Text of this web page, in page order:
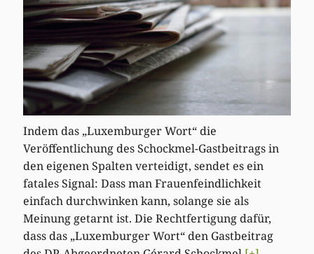
Indem das „Luxemburger Wort“ die
Veröffentlichung des Schockmel-Gastbeitrags in
den eigenen Spalten verteidigt, sendet es ein
fatales Signal: Dass man Frauenfeindlichkeit
einfach durchwinken kann, solange sie als
Meinung getarnt ist. Die Rechtfertigung dafür,
dass das „Luxemburger Wort“ den Gastbeitrag